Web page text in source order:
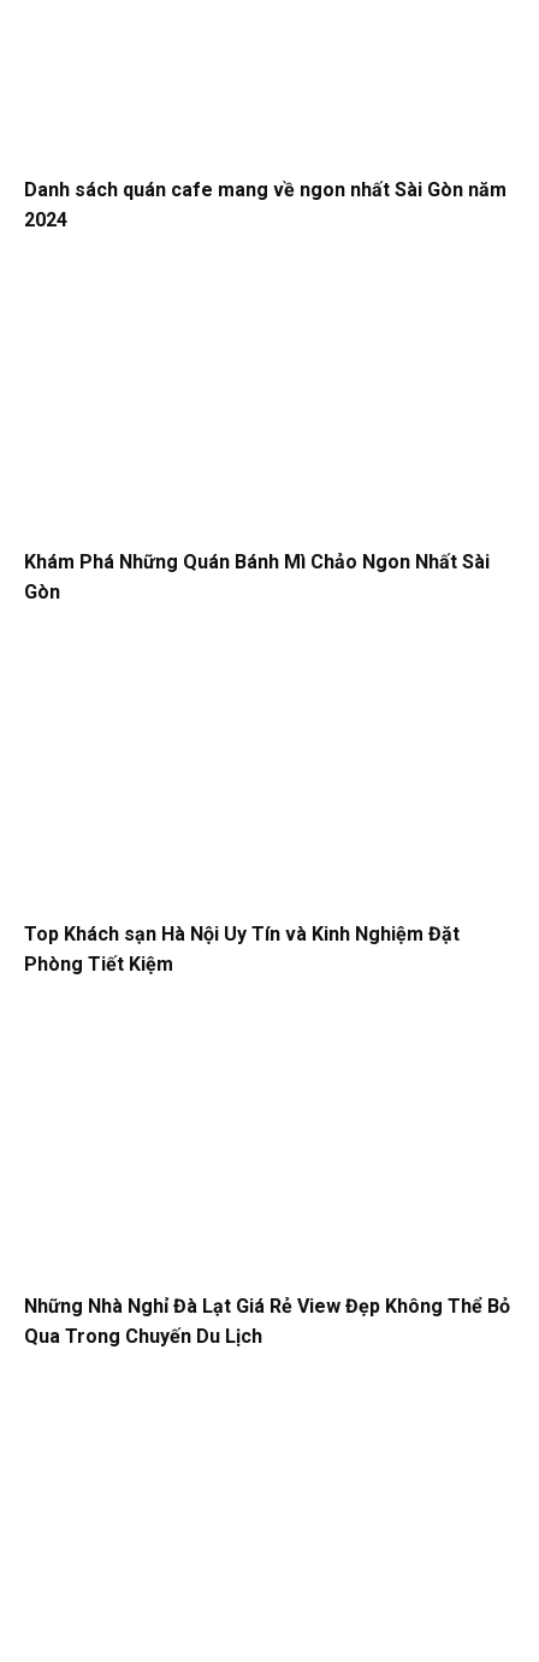
Danh sách quán cafe mang về ngon nhất Sài Gòn năm
2024
Khám Phá Những Quán Bánh Mì Chảo Ngon Nhất Sài
Gòn
Top Khách sạn Hà Nội Uy Tín và Kinh Nghiệm Đặt
Phòng Tiết Kiệm
Những Nhà Nghỉ Đà Lạt Giá Rẻ View Đẹp Không Thể Bỏ
Qua Trong Chuyến Du Lịch